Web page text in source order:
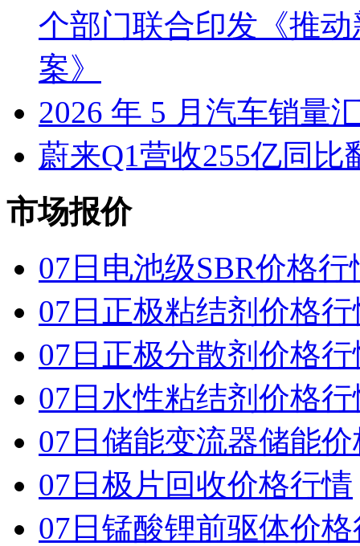
个部门联合印发《推
案》
2026 年 5 月汽车销量
蔚来Q1营收255亿同
市场报价
07日电池级SBR价格行
07日正极粘结剂价格行
07日正极分散剂价格行
07日水性粘结剂价格行
07日储能变流器储能
07日极片回收价格行情
07日锰酸锂前驱体价